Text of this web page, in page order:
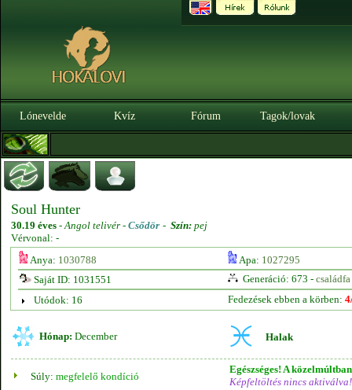
Lónevelde Kvíz Fórum Tagok/lovak
Soul Hunter
30.19 éves -Angol telivér - Csődör - Szín: pej
Vérvonal: -
Anya: 1030788 Apa: 1027295
Saját ID: 1031551
Generáció: 673 - családfa
Utódok: 16
Fedezések ebben a körben:
Hónap: December Halak
Súly: megfelelő kondíció
Egészséges! A
Képfeltöltés nincs aktiválva!